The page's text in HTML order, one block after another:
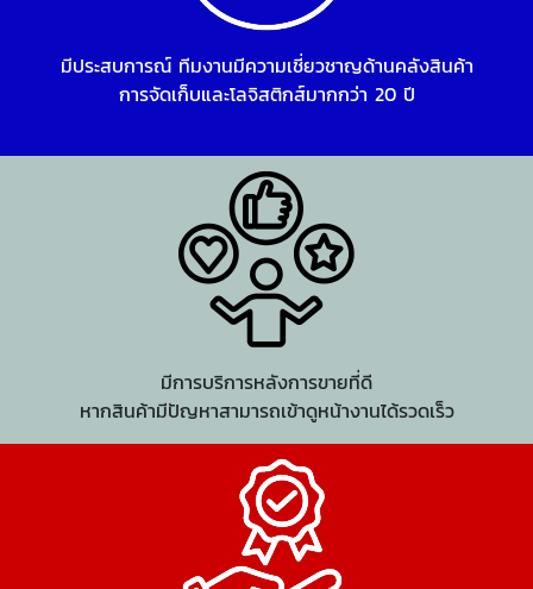
มีประสบการณ์ ทีมงานมีความเชี่ยวชาญด้านคลังสินค้า
การจัดเก็บและโลจิสติกส์มากกว่า 20 ปี
มีการบริการหลังการขายที่ดี
หากสินค้ามีปัญหาสามารถเข้าดูหน้างานได้รวดเร็ว